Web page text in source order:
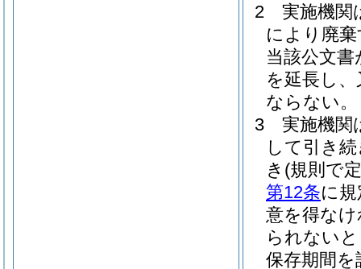
2
実施機関
により廃
当該公文
を延長し
ならない。
3
実施機関
して引き
き (規則で
第12条に
意を得な
られない
保存期間